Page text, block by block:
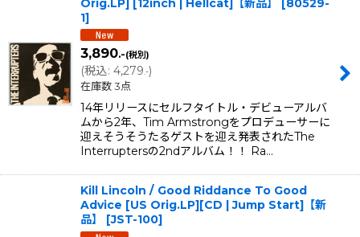
1]
3,890.-(税別)
(税込: 4,279.-)
在庫数 3点
14年リリースにセルフタイトル・デビューアルバ
ムから2年、Tim Armstrongをプロデューサーに
迎えそうそうたるゲストを迎え発表されたThe
Interruptersの2ndアルバム！！ Ra…
Kill Lincoln / Good Riddance To Good
Advice [US Orig.LP][CD | Jump Start]【新
品】
[JST-100]